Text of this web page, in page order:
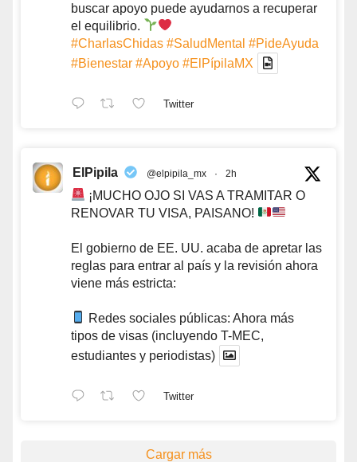
buscar apoyo puede ayudarnos a recuperar
el equilibrio.
#CharlasChidas #SaludMental #PideAyuda
#Bienestar #Apoyo #ElPípilaMX
Twitter
ElPipila @elpipila_mx · 2h
¡MUCHO OJO SI VAS A TRAMITAR O
RENOVAR TU VISA, PAISANO!
El gobierno de EE. UU. acaba de apretar las
reglas para entrar al país y la revisión ahora
viene más estricta:
Redes sociales públicas: Ahora más
tipos de visas (incluyendo T-MEC,
estudiantes y periodistas)
Twitter
Cargar más